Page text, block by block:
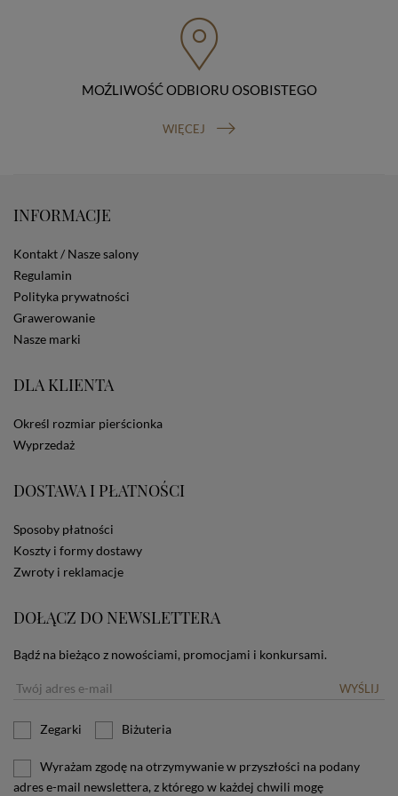
organu nadzorczego (Prezesa Urzędu Ochrony Danych
Osobowych, ul. Stawki 2, 00-193 Warszawa) oraz
prawo do cofnięcia zgody na przetwarzanie danych
osobowych (masz prawo cofnięcia zgody na
przetwarzanie danych w dowolnym momencie;
przetwarzania, którego dokonano na podstawie Twojej
zgody przed jej cofnięciem). W celu wykonania swoich
nie podasz danych, nie będziesz mógł przeglądać
zawartości naszej strony
Na stronie Sklepu są wykorzystywane pliki cookies.
Stosowane są one w celach zapewnienia maksymalnej
wygody wszystkich użytkowników (w tym Kupujących)
przy korzystaniu ze Sklepu (zapamiętywanie
anonimowych danych dla celów reklamowych i
portale społecznościowe, np. Facebook). Korzystanie
zamieszczane w urządzeniu końcowym każdego
użytkownika. Jeżeli użytkownik nie wyraża zgody na
ustawienia swojej przeglądarki.
informacji o plikach cookies.
MOŹLIWOŚĆ ODBIORU OSOBISTEGO
WIĘCEJ
INFORMACJE
Kontakt / Nasze salony
Regulamin
Polityka prywatności
Grawerowanie
Nasze marki
DLA KLIENTA
Określ rozmiar pierścionka
Wyprzedaż
DOSTAWA I PŁATNOŚCI
Sposoby płatności
Koszty i formy dostawy
Zwroty i reklamacje
DOŁĄCZ DO NEWSLETTERA
Bądź na bieżąco z nowościami, promocjami i konkursami.
WYŚLIJ
Zegarki Biżuteria
Wyrażam zgodę na otrzymywanie w przyszłości na podany
adres e-mail newslettera, z którego w każdej chwili mogę